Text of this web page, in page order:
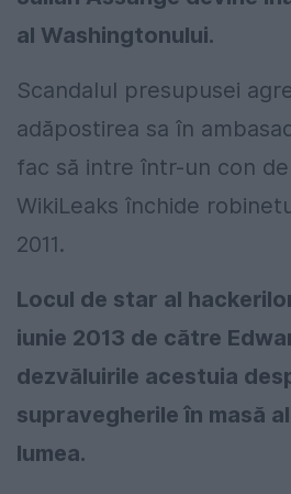
al Washingtonului.
Scandalul presupusei
adăpostirea sa în
fac să intre într-un con
WikiLeaks închide
2011.
Locul de star al
iunie 2013 de către
dezvăluirile acestuia
supravegherile în masă
lumea.